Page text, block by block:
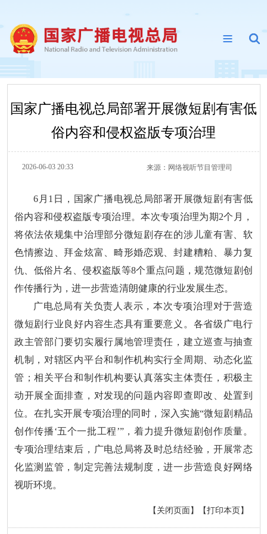
国家广播电视总局部署开展微短剧有害低
俗内容和侵权盗版专项治理
2026-06-03 20:33 来源： 网络视听节目管理司
6月1日，国家广播电视总局部署开展微短剧有害低
俗内容和侵权盗版专项治理。本次专项治理为期2个月，
将依法依规集中治理部分微短剧存在的涉儿童有害、软
色情擦边、拜金炫富、畸形婚恋观、封建糟粕、暴力复
仇、低俗片名、侵权盗版等8个重点问题，规范微短剧创
作传播行为，进一步营造清朗健康的行业发展生态。
广电总局有关负责人表示，本次专项治理对于营造
微短剧行业良好内容生态具有重要意义。各省级广电行
政主管部门要切实履行属地管理责任，建立巡查与抽查
机制，对辖区内平台和制作机构实行全周期、动态化监
管；相关平台和制作机构要认真落实主体责任，积极主
动开展全面排查，对发现的问题内容即查即改、处置到
位。在扎实开展专项治理的同时，深入实施“微短剧精品
创作传播‘五个一批工程’”，着力提升微短剧创作质量。
专项治理结束后，广电总局将及时总结经验，开展常态
化监测监管，制定完善法规制度，进一步营造良好网络
视听环境。
【打印本页】
【关闭页面】